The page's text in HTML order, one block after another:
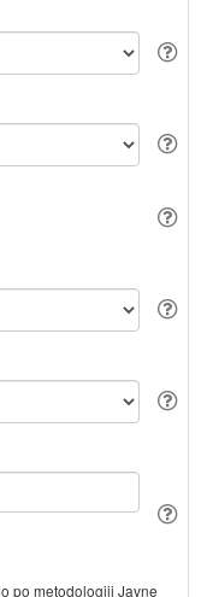
po metodologiji Javne